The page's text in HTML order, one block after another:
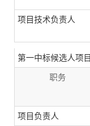
项目技术负责人
第一中标候选人项
职务
项目负责人